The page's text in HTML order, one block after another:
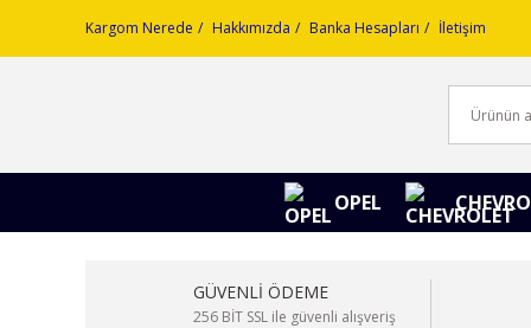
Kargom Nerede Hakkımızda Banka Hesapları İletişim
OPEL
GÜVENLİ ÖDEME
256 BİT SSL ile güvenli alışveriş